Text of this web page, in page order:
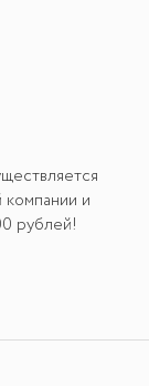
компании и
рублей!